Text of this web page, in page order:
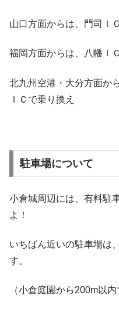
山口方面からは、門司Ｉ
福岡方面からは、八幡Ｉ
北九州空港・大分方面か
ＩＣで乗り換え
駐車場について
小倉城周辺には、有料駐
よ！
いちばん近いの駐車場は
す。
（小倉庭園から200m以内